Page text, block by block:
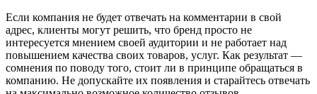
Если компания не будет отвечать на комментарии в свой
адрес, клиенты могут решить, что бренд просто не
интересуется мнением своей аудитории и не работает над
повышением качества своих товаров, услуг. Как результат —
сомнения по поводу того, стоит ли в принципе обращаться в
компанию. Не допускайте их появления и старайтесь отвечать